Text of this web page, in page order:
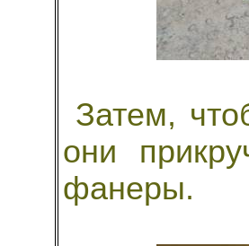
Затем,
они
фанеры.